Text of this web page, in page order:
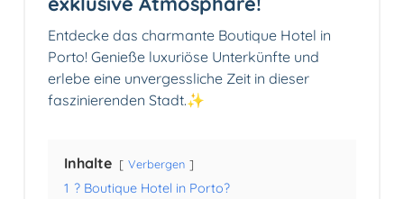
Entdecke das charmante Boutique Hotel in
Porto! Genieße luxuriöse Unterkünfte und
erlebe eine unvergessliche Zeit in dieser
faszinierenden Stadt.✨
Inhalte Verbergen
1 ? Boutique Hotel in Porto?